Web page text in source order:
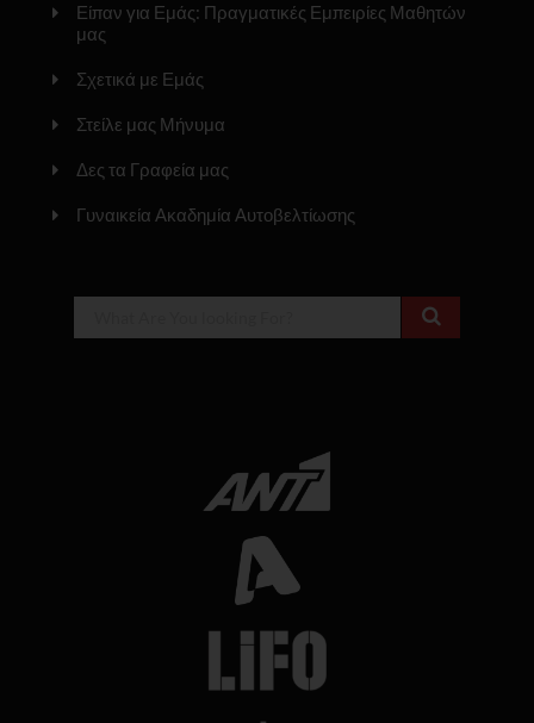
Είπαν για Εμάς: Πραγματικές Εμπειρίες Μαθητών
μας
Σχετικά με Εμάς
Στείλε μας Μήνυμα
Δες τα Γραφεία μας
Γυναικεία Ακαδημία Αυτοβελτίωσης